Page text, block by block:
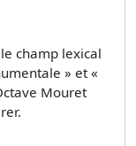
champ lexical
» et «
Mouret